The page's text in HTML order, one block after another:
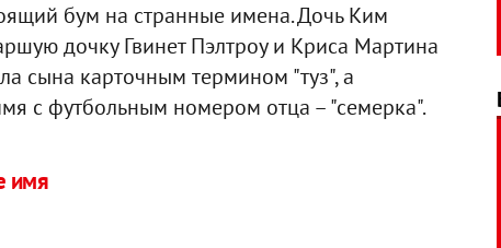
бум на странные имена. Дочь Ким
дочку Гвинет Пэлтроу и Криса Мартина
сына карточным термином "туз", а
с футбольным номером отца – "семерка".
имя